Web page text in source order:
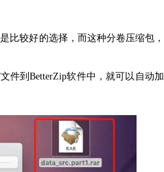
比较好的选择，而这种分卷压缩包，
件到BetterZip软件中，就可以自动加